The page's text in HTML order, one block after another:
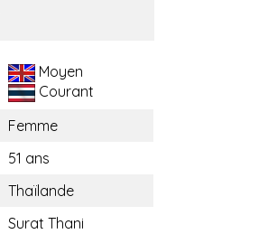
Moyen
Courant
Femme
51 ans
Thaïlande
Surat Thani